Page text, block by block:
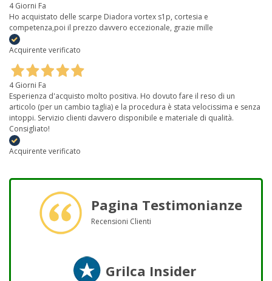
4 Giorni Fa
Ho acquistato delle scarpe Diadora vortex s1p, cortesia e
competenza,poi il prezzo davvero eccezionale, grazie mille
Acquirente verificato
4 Giorni Fa
Esperienza d'acquisto molto positiva. Ho dovuto fare il reso di un
articolo (per un cambio taglia) e la procedura è stata velocissima e senza
intoppi. Servizio clienti davvero disponibile e materiale di qualità.
Consigliato!
Acquirente verificato
Pagina Testimonianze
Recensioni Clienti
Grilca Insider